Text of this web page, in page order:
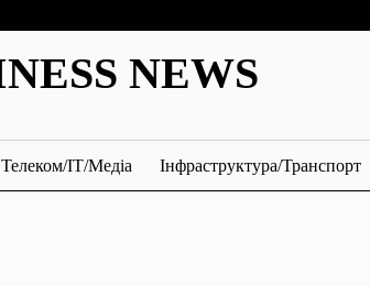
NEWS
Телеком/ІТ/Медіа Інфраструктура/Транспорт